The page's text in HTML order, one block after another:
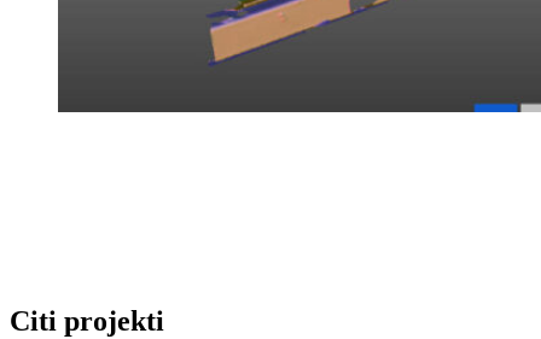
Citi projekti